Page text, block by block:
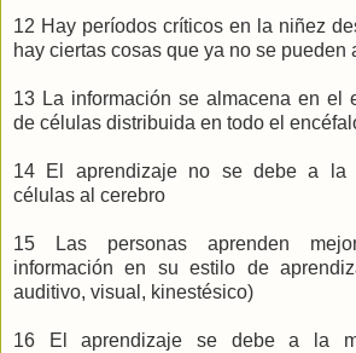
12 Hay períodos críticos en la niñez
hay ciertas cosas que ya no se pueden
13 La información se almacena en el
de células distribuida en todo el
14 El aprendizaje no se debe a la
células al cerebro
15 Las personas aprenden
información en su estilo de
auditivo, visual, kinestésico)
16 El aprendizaje se debe a la